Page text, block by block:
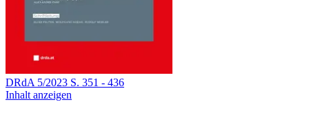
DRdA 5/2023 S. 351 - 436
Inhalt anzeigen